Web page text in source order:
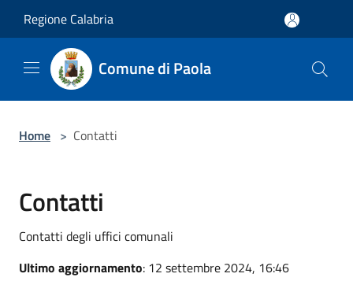
Regione Calabria
Comune di Paola
Home > Contatti
Contatti
Contatti degli uffici comunali
Ultimo aggiornamento: 12 settembre 2024, 16:46